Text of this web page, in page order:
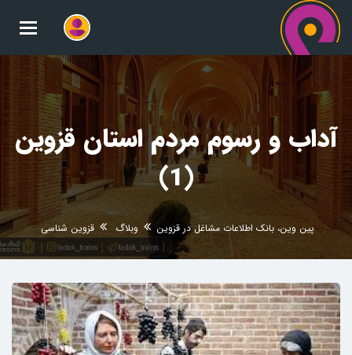
آداب و رسوم مردم استان قزوین
(1)
پین وین، بانک اطلاعات مشاغل در قزوین وبلاگ قزوین شناسی